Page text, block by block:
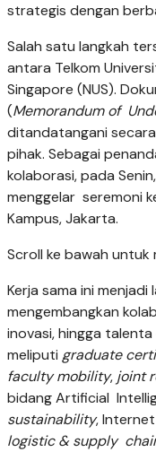
strategis dengan
Salah satu langkah
antara Telkom
Singapore (NUS).
(Memorandum of
ditandatangani
pihak. Sebagai
kolaborasi, pada
menggelar seremoni
Kampus, Jakarta.
Scroll ke bawah untuk
Kerja sama ini
mengembangkan
inovasi, hingga talenta
meliputi graduate
faculty mobility, joint
bidang Artificial
sustainability,
logistic & supply